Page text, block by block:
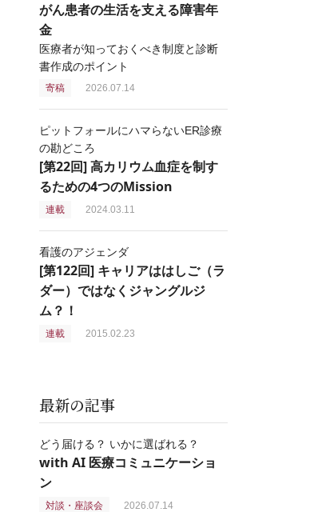
がん患者の生活を支える障害年
金
医療者が知っておくべき制度と診断
書作成のポイント
寄稿 2026.07.14
ピットフォールにハマらないER診療
の勘どころ
[第22回] 高カリウム血症を制す
るための4つのMission
連載 2024.03.11
看護のアジェンダ
[第122回] キャリアははしご（ラ
ダー）ではなくジャングルジ
ム？！
連載 2015.02.23
最新の記事
どう届ける？ いかに選ばれる？
with AI 医療コミュニケーショ
ン
対談・座談会 2026.07.14